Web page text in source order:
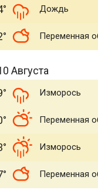
Дождь
Переменная
Августа
Изморось
Переменная
Изморось
Переменная